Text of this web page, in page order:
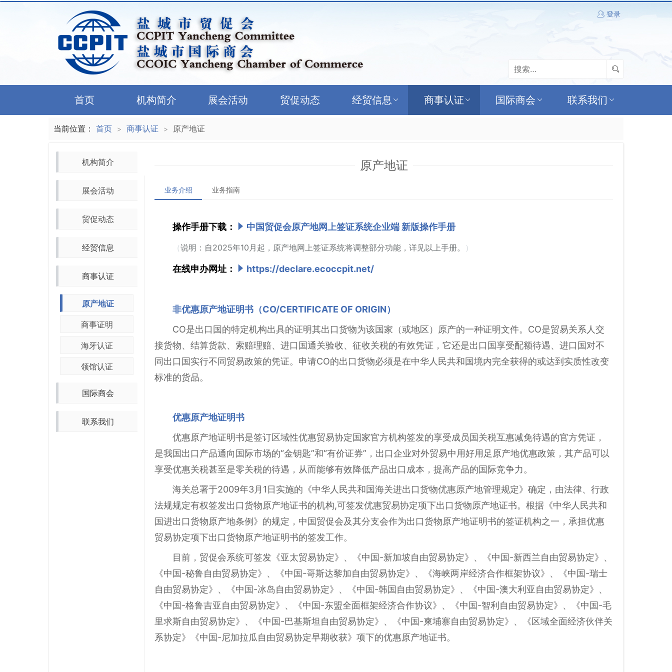
登录
首页 机构简介 展会活动 贸促动态 经贸信息 商事认证 国际商会 联系我们
当前位置： 首页 > 商事认证 > 原产地证
机构简介
展会活动
贸促动态
经贸信息
商事认证
原产地证
商事证明
海牙认证
领馆认证
国际商会
联系我们
原产地证
业务介绍 业务指南
操作手册下载： 中国贸促会原产地网上签证系统企业端 新版操作手册
（说明：自2025年10月起，原产地网上签证系统将调整部分功能，详见以上手册。 ）
在线申办网址： https://declare.ecoccpit.net/
非优惠原产地证明书（CO/CERTIFICATE OF ORIGIN）
CO是出口国的特定机构出具的证明其出口货物为该国家（或地区）原产的一种证明文件。CO是贸易关系人交
接货物、结算货款、索赔理赔、进口国通关验收、征收关税的有效凭证，它还是出口国享受配额待遇、进口国对不
同出口国实行不同贸易政策的凭证。申请CO的出口货物必须是在中华人民共和国境内完全获得的或达到实质性改变
标准的货品。
优惠原产地证明书
优惠原产地证明书是签订区域性优惠贸易协定国家官方机构签发的享受成员国关税互惠减免待遇的官方凭证，
是我国出口产品通向国际市场的“金钥匙”和“有价证券”，出口企业对外贸易中用好用足原产地优惠政策，其产品可以
享受优惠关税甚至是零关税的待遇，从而能够有效降低产品出口成本，提高产品的国际竞争力。
海关总署于2009年3月1日实施的《中华人民共和国海关进出口货物优惠原产地管理规定》确定，由法律、行政
法规规定有权签发出口货物原产地证书的机构,可签发优惠贸易协定项下出口货物原产地证书。根据《中华人民共和
国进出口货物原产地条例》的规定，中国贸促会及其分支会作为出口货物原产地证明书的签证机构之一，承担优惠
贸易协定项下出口货物原产地证明书的签发工作。
目前，贸促会系统可签发《亚太贸易协定》、《中国-新加坡自由贸易协定》、《中国-新西兰自由贸易协定》、
《中国-秘鲁自由贸易协定》、《中国-哥斯达黎加自由贸易协定》、《海峡两岸经济合作框架协议》、《中国-瑞士
自由贸易协定》、《中国-冰岛自由贸易协定》、《中国-韩国自由贸易协定》、《中国-澳大利亚自由贸易协定》、
《中国-格鲁吉亚自由贸易协定》、《中国-东盟全面框架经济合作协议》、《中国-智利自由贸易协定》、《中国-毛
里求斯自由贸易协定》、《中国-巴基斯坦自由贸易协定》、《中国-柬埔寨自由贸易协定》、《区域全面经济伙伴关
系协定》《中国-尼加拉瓜自由贸易协定早期收获》项下的优惠原产地证书。